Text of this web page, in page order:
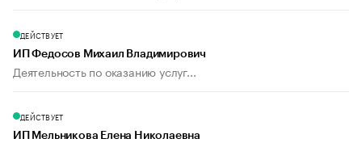
ДЕЙСТВУЕТ
ИП Федосов Михаил Владимирович
Деятельность по оказанию услуг...
ДЕЙСТВУЕТ
ИП Мельникова Елена Николаевна